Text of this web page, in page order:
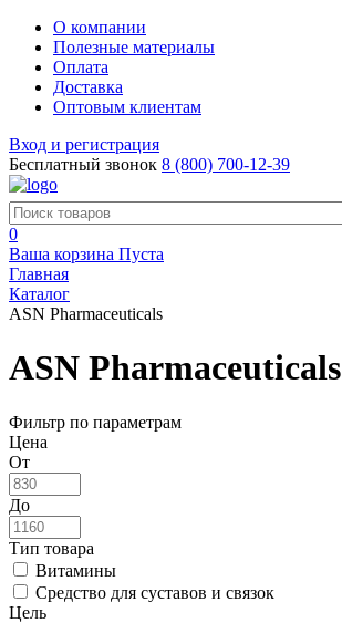
О компании
Полезные материалы
Оплата
Доставка
Оптовым клиентам
Вход и регистрация
Бесплатный звонок 8 (800) 700-12-39
0
Ваша корзина Пуста
Главная
Каталог
ASN Pharmaceuticals
ASN Pharmaceuticals
Фильтр по параметрам
Цена
От
До
Тип товара
Витамины
Средство для суставов и связок
Цель